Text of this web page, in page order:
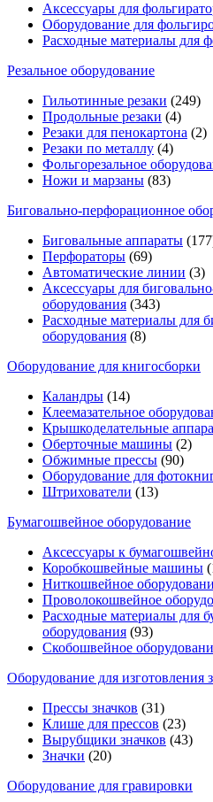
Аксессуары для
Оборудование для
Расходные материалы для
Резальное оборудование
Гильотинные резаки (249)
Продольные резаки (4)
Резаки для пенокартона (2)
Резаки по металлу (4)
Фольгорезальное
Ножи и марзаны (83)
Биговально-перфорационное
Биговальные аппараты
Перфораторы (69)
Автоматические линии (3)
Аксессуары для
оборудования (343)
Расходные материалы для
оборудования (8)
Оборудование для книгосборки
Каландры (14)
Клеемазательное
Крышкоделательные
Оберточные машины (2)
Обжимные прессы (90)
Оборудование для
Штрихователи (13)
Бумагошвейное оборудование
Аксессуары к
Коробкошвейные машины
Ниткошвейное
Проволокошвейное
Расходные материалы для
оборудования (93)
Скобошвейное
Оборудование для изготовления
Прессы значков (31)
Клише для прессов (23)
Вырубщики значков (43)
Значки (20)
Оборудование для гравировки